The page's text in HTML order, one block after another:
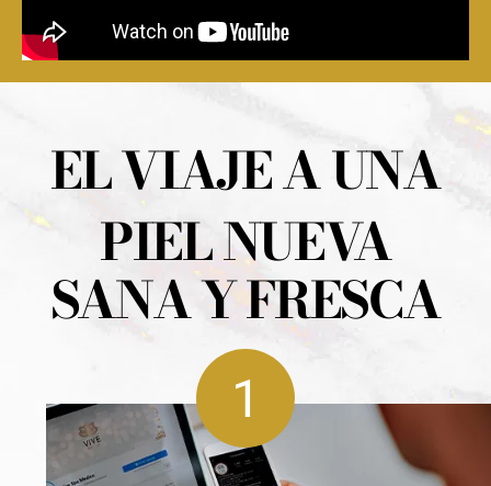
EL VIAJE A UNA
PIEL NUEVA
SANA Y FRESCA
1